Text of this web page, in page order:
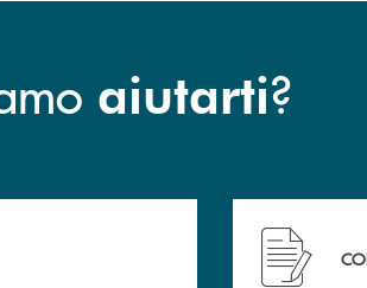
aiutarti?
delle&nbsp; filiali&nbsp; di
Hai